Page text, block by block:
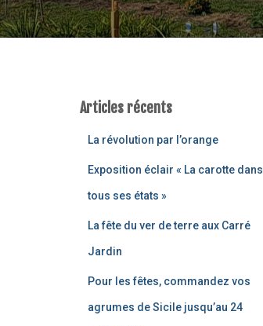
Articles récents
La révolution par l’orange
Exposition éclair « La carotte dans
tous ses états »
La fête du ver de terre aux Carré
Jardin
Pour les fêtes, commandez vos
agrumes de Sicile jusqu’au 24